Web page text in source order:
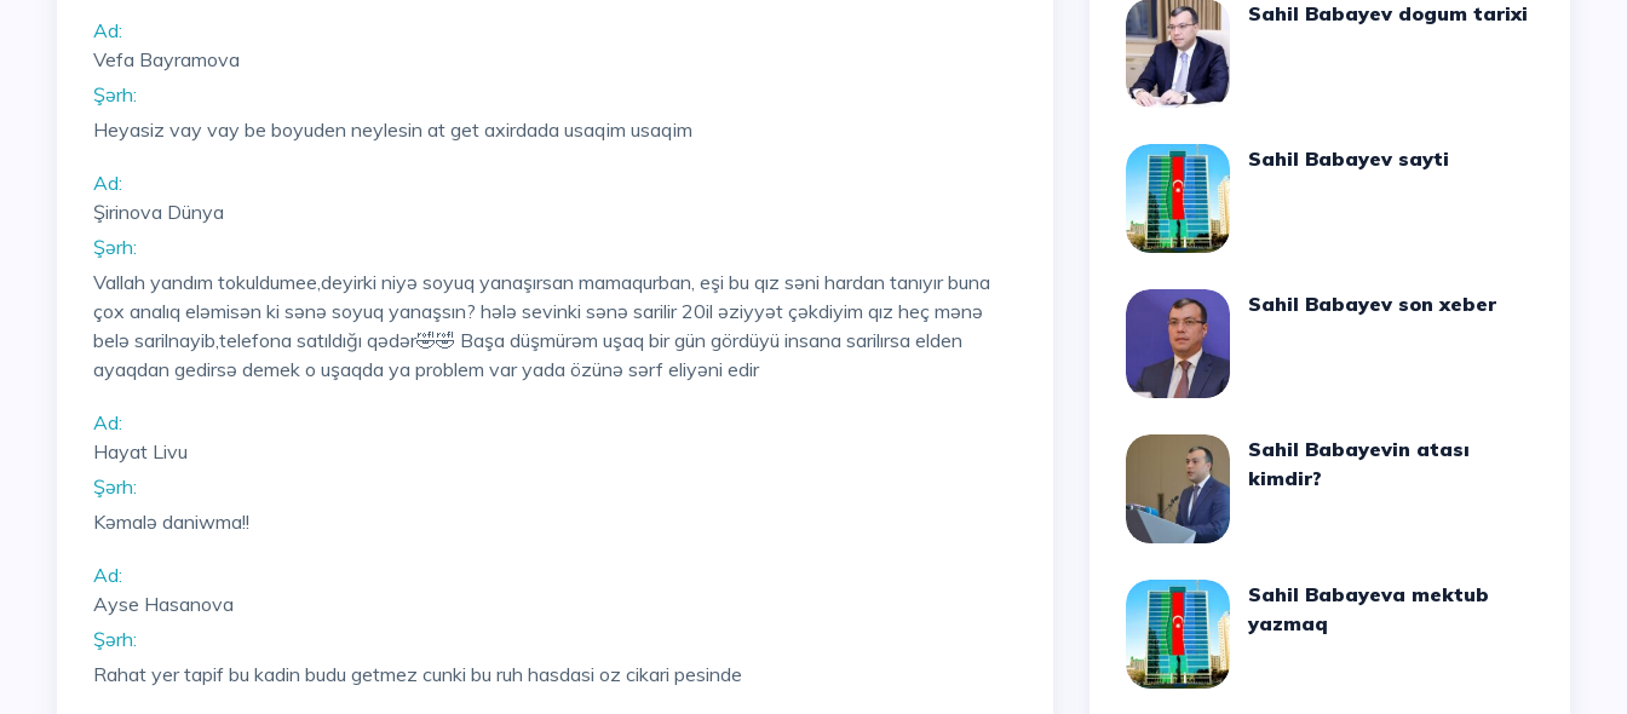
Ad:
Vefa Bayramova
Şərh:
Heyasiz vay vay be boyuden neylesin at get axirdada usaqim usaqim
Ad:
Şirinova Dünya
Şərh:
Vallah yandım tokuldumee,deyirki niyə soyuq yanaşırsan mamaqurban, eşi bu qız səni hardan tanıyır buna
çox analıq eləmisən ki sənə soyuq yanaşsın? hələ sevinki sənə sarilir 20il əziyyət çəkdiyim qız heç mənə
belə sarilnayib,telefona satıldığı qədər🤣🤣 Başa düşmürəm uşaq bir gün gördüyü insana sarilırsa elden
ayaqdan gedirsə demek o uşaqda ya problem var yada özünə sərf eliyəni edir
Ad:
Hayat Livu
Şərh:
Kəmalə daniwma!!
Ad:
Ayse Hasanova
Şərh:
Rahat yer tapif bu kadin budu getmez cunki bu ruh hasdasi oz cikari pesinde
Sahil Babayev dogum tarixi
Sahil Babayev sayti
Sahil Babayev son xeber
Sahil Babayevin atası
kimdir?
Sahil Babayeva mektub
yazmaq